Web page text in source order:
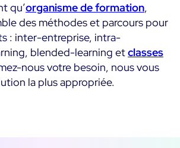
qu’organisme de formation,
des méthodes et parcours pour
: inter-entreprise, intra-
blended-learning etclasses
nous votre besoin, nous vous
la plus appropriée.